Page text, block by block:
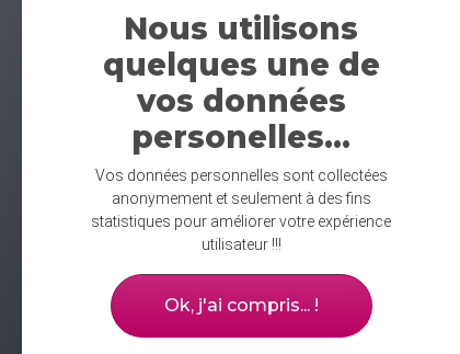
Nous utilisons
quelques une de
vos données
personelles...
Vos données personnelles sont collectées
anonymement et seulement à des fins
statistiques pour améliorer votre expérience
utilisateur !!!
Ok, j'ai compris... !